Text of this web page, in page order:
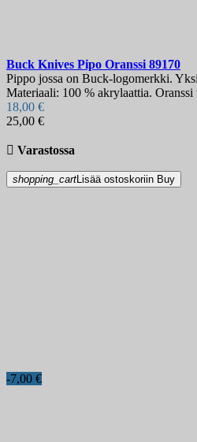
Buck Knives Pipo Oranssi 89170
Pippo jossa on Buck-logomerkki.
Materiaali: 100 % akrylaattia. Oranssi
18,00 €
25,00 €
 Varastossa
shopping_cartLisää ostoskoriin Buy
-7,00 €